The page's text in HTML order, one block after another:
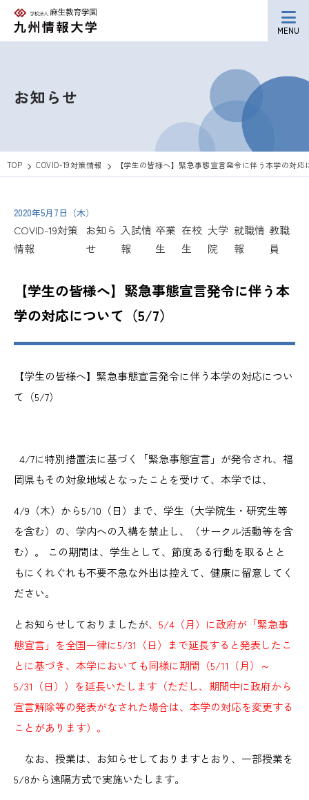
MENU
お知らせ
TOP COVID-19対策情報 【学生の皆様へ】緊急事態宣言発令に伴う本学の対
2020年5月7日（木）
COVID-19対策
情報
お知ら
せ
入試情
報
卒業
生
在校
生
大学
院
就職情
報
教職
員
【学生の皆様へ】緊急事態宣言発令に伴う本
学の対応について（5/7）
【学生の皆様へ】緊急事態宣言発令に伴う本学の対応につい
て（5/7）
4/7に特別措置法に基づく「緊急事態宣言」が発令され、福
岡県もその対象地域となったことを受けて、本学では、
4/9（木）から5/10（日）まで、学生（大学院生・研究生等
を含む）の、学内への入構を禁止し、（サークル活動等を含
む）。 この期間は、学生として、節度ある行動を取るとと
もにくれぐれも不要不急な外出は控えて、健康に留意してく
ださい。
とお知らせしておりましたが、5/4（月）に政府が「緊急事
態宣言」を全国一律に5/31（日）まで延長すると発表したこ
とに基づき、本学においても同様に期間（5/11（月）～
5/31（日））を延長いたします（ただし、期間中に政府から
宣言解除等の発表がなされた場合は、本学の対応を変更する
ことがあります）。
なお、授業は、お知らせしておりますとおり、一部授業を
5/8から遠隔方式で実施いたします。